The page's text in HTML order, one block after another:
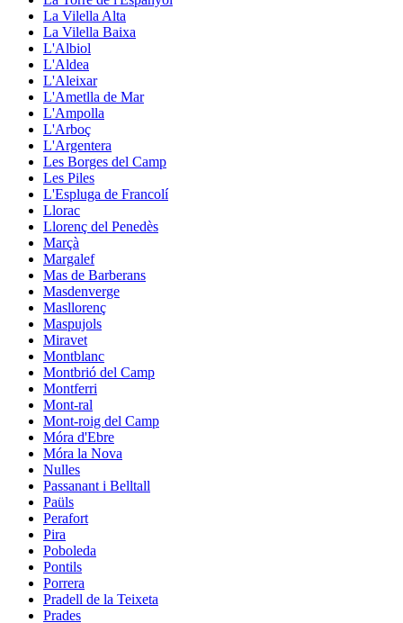
La Vilella Alta
La Vilella Baixa
L'Albiol
L'Aldea
L'Aleixar
L'Ametlla de Mar
L'Ampolla
L'Arboç
L'Argentera
Les Borges del Camp
Les Piles
L'Espluga de Francolí
Llorac
Llorenç del Penedès
Marçà
Margalef
Mas de Barberans
Masdenverge
Masllorenç
Maspujols
Miravet
Montblanc
Montbrió del Camp
Montferri
Mont-ral
Mont-roig del Camp
Móra d'Ebre
Móra la Nova
Nulles
Passanant i Belltall
Paüls
Perafort
Pira
Poboleda
Pontils
Porrera
Pradell de la Teixeta
Prades